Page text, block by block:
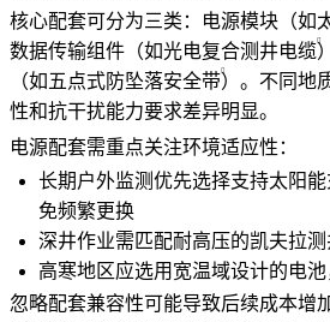
核心配套可分为三类：电源模块（如
数据传输组件（如光电复合测井电缆
（如 五点式防坠落安全带）。不同地
性和抗干扰能力要求差异明显。
电源配套需重点关注环境适应性：
长期户外监测优先选择支持太阳
免频繁更换
深井作业需匹配耐高压的凯夫拉
高寒地区应选用宽温域设计的电
忽略配套兼容性可能导致后续成本增